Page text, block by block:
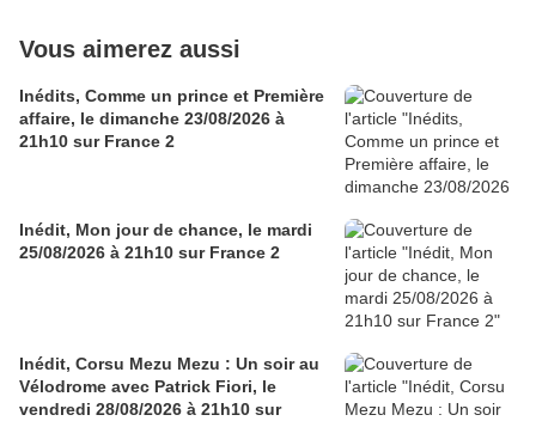
Vous aimerez aussi
Inédits, Comme un prince et Première
affaire, le dimanche 23/08/2026 à
21h10 sur France 2
Inédit, Mon jour de chance, le mardi
25/08/2026 à 21h10 sur France 2
Inédit, Corsu Mezu Mezu : Un soir au
Vélodrome avec Patrick Fiori, le
vendredi 28/08/2026 à 21h10 sur